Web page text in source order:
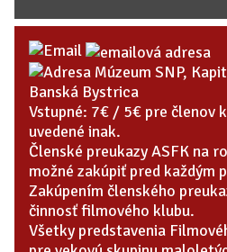
Múzeum SNP,
Banská Bystrica
Vstupné: 7€ / 5€ pre členov
uvedené inak.
Členské preukazy ASFK na
možné zakúpiť pred každým
Zakúpením členského
činnosť filmového klubu.
Všetky predstavenia